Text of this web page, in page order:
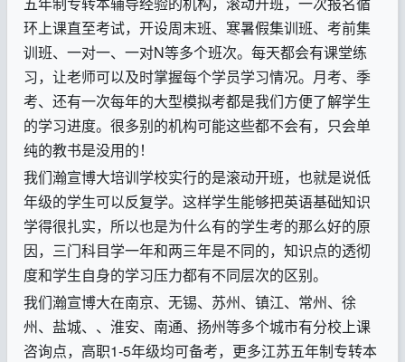
环上课直至考试，开设周末班、寒暑假集训班、考前集
训班、一对一、一对N等多个班次。每天都会有课堂练
习，让老师可以及时掌握每个学员学习情况。月考、季
考、还有一次每年的大型模拟考都是我们方便了解学生
的学习进度。很多别的机构可能这些都不会有，只会单
纯的教书是没用的！
我们瀚宣博大培训学校实行的是滚动开班，也就是说低
年级的学生可以反复学。这样学生能够把英语基础知识
学得很扎实，所以也是为什么有的学生考的那么好的原
因，三门科目学一年和两三年是不同的，知识点的透彻
度和学生自身的学习压力都有不同层次的区别。
我们瀚宣博大在南京、无锡、苏州、镇江、常州、徐
州、盐城、、淮安、南通、扬州等多个城市有分校上课
咨询点，高职1-5年级均可备考， 更多江苏五年制专转本